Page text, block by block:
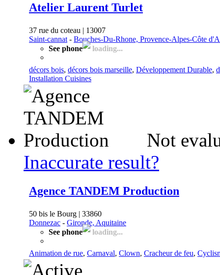
Atelier Laurent Turlet
37 rue du coteau | 13007
Saint-cannat - Bouches-Du-Rhone, Provence-Alpes-Côte
See phone
loading...
décors bois, décors bois marseille, Développement Durable,
Installation Cuisines
Not
Inaccurate result?
Agence TANDEM Production
50 bis le Bourg | 33860
Donnezac - Gironde, Aquitaine
See phone
loading...
Animation de rue, Carnaval, Clown, Cracheur de feu,